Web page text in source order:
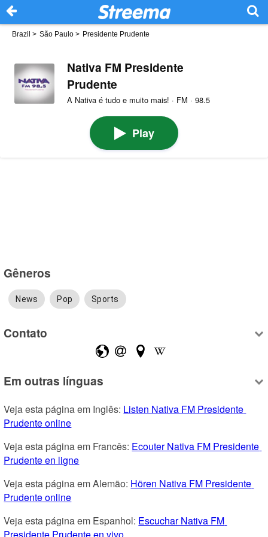
Brazil > São Paulo > Presidente Prudente
Nativa FM Presidente
Prudente
A Nativa é tudo e muito mais! · FM · 98.5
Play
Gêneros
News Pop Sports
Contato
Em outras línguas
Veja esta página em Inglês: Listen Nativa FM Presidente
Prudente online
Veja esta página em Francês: Ecouter Nativa FM Presidente
Prudente en ligne
Veja esta página em Alemão: Hören Nativa FM Presidente
Prudente online
Veja esta página em Espanhol: Escuchar Nativa FM
Presidente Prudente en vivo